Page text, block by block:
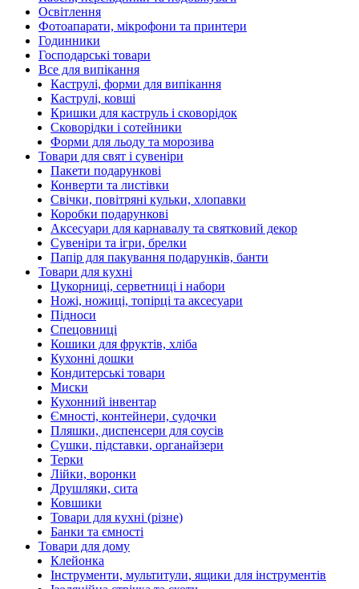
Освітлення
Фотоапарати, мікрофони та принтери
Годинники
Господарські товари
Все для випікання
Каструлі, форми для випікання
Каструлі, ковші
Кришки для каструль і сковорідок
Сковорідки і сотейники
Форми для льоду та морозива
Товари для свят і сувеніри
Пакети подарункові
Конверти та листівки
Свічки, повітряні кульки, хлопавки
Коробки подарункові
Аксесуари для карнавалу та святковий декор
Сувеніри та ігри, брелки
Папір для пакування подарунків, банти
Товари для кухні
Цукорниці, серветниці і набори
Ножі, ножиці, топірці та аксесуари
Підноси
Спецовниці
Кошики для фруктів, хліба
Кухонні дошки
Кондитерські товари
Миски
Кухонний інвентар
Ємності, контейнери, судочки
Пляшки, диспенсери для соусів
Сушки, підставки, органайзери
Терки
Лійки, воронки
Друшляки, сита
Ковшики
Товари для кухні (різне)
Банки та ємності
Товари для дому
Клейонка
Інструменти, мультитули, ящики для інструментів